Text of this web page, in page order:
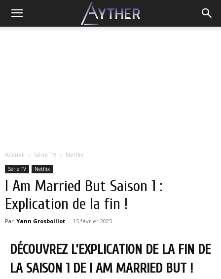
Accueil Série TV Netflix
Série TV Netflix
I Am Married But Saison 1 :
Explication de la fin !
Par Yann Grosboillot - 15 février 2025
DÉCOUVREZ L’EXPLICATION DE LA FIN DE
LA SAISON 1 DE I AM MARRIED BUT !